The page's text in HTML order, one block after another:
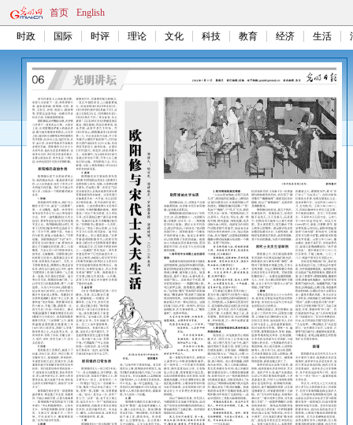
首页 English
时政 国际 时评 理论 文化 科技 教育 经济 生活